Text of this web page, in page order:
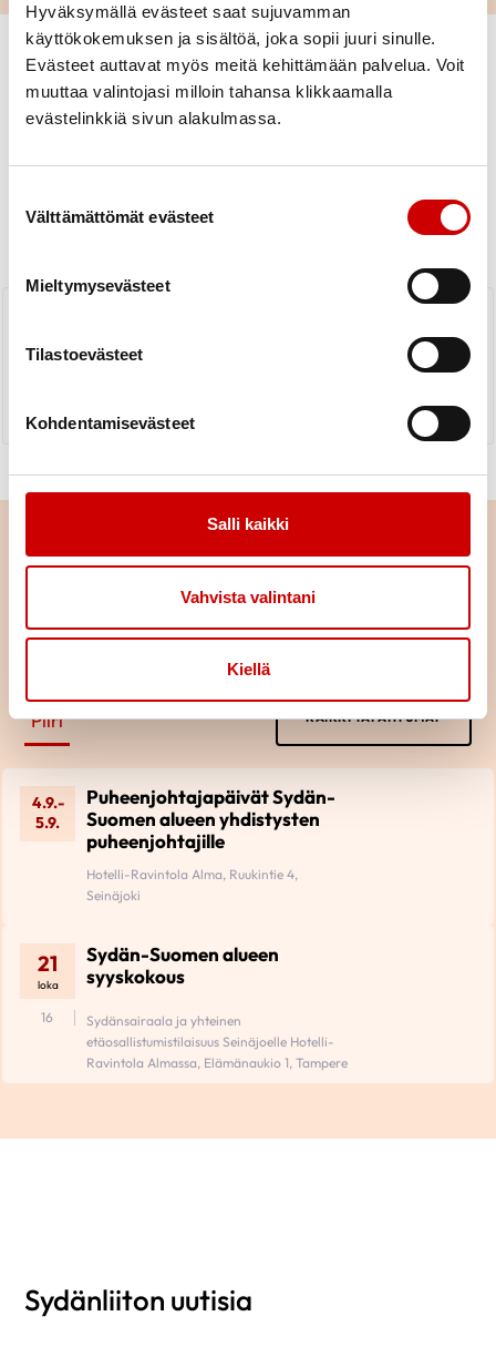
Hyväksymällä evästeet saat sujuvamman
käyttökokemuksen ja sisältöä, joka sopii juuri sinulle.
Evästeet auttavat myös meitä kehittämään palvelua. Voit
muuttaa valintojasi milloin tahansa klikkaamalla
evästelinkkiä sivun alakulmassa.
Välttämättömät evästeet
Mieltymysevästeet
Tilastoevästeet
Kohdentamisevästeet
Salli kaikki
Vahvista valintani
Kiellä
Uutiset
KAIKKI UUTISET
Tulevat tapahtumat
Piiri KAIKKI TAPAHTUMAT
4.9.-
5.9.
Puheenjohtajapäivät Sydän-
Suomen alueen yhdistysten
puheenjohtajille
Hotelli-Ravintola Alma, Ruukintie 4,
Seinäjoki
21
loka
Sydän-Suomen alueen
syyskokous
16
Sydänsairaala ja yhteinen
etäosallistumistilaisuus Seinäjoelle Hotelli-
Ravintola Almassa, Elämänaukio 1, Tampere
Sydänliiton uutisia